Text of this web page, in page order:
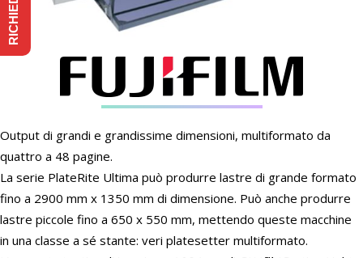
Output di grandi e grandissime dimensioni, multiformato da
quattro a 48 pagine.
La serie PlateRite Ultima può produrre lastre di grande formato
fino a 2900 mm x 1350 mm di dimensione. Può anche produrre
lastre piccole fino a 650 x 550 mm, mettendo queste macchine
in una classe a sé stante: veri platesetter multiformato.